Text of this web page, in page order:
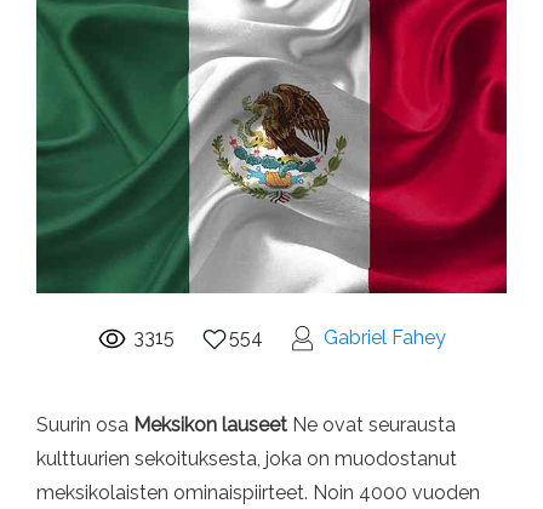
3315 554 Gabriel Fahey
Suurin osa Meksikon lauseet Ne ovat seurausta
kulttuurien sekoituksesta, joka on muodostanut
meksikolaisten ominaispiirteet. Noin 4000 vuoden